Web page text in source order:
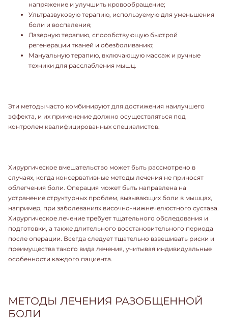
напряжение и улучшить кровообращение;
Ультразвуковую терапию, используемую для уменьшения
боли и воспаления;
Лазерную терапию, способствующую быстрой
регенерации тканей и обезболиванию;
Мануальную терапию, включающую массаж и ручные
техники для расслабления мышц.
Эти методы часто комбинируют для достижения наилучшего
эффекта, и их применение должно осуществляться под
контролем квалифицированных специалистов.
Хирургическое вмешательство может быть рассмотрено в
случаях, когда консервативные методы лечения не приносят
облегчения боли. Операция может быть направлена на
устранение структурных проблем, вызывающих боли в мышцах,
например, при заболеваниях височно-нижнечелюстного сустава.
Хирургическое лечение требует тщательного обследования и
подготовки, а также длительного восстановительного периода
после операции. Всегда следует тщательно взвешивать риски и
преимущества такого вида лечения, учитывая индивидуальные
особенности каждого пациента.
МЕТОДЫ ЛЕЧЕНИЯ РАЗОБЩЕННОЙ
БОЛИ